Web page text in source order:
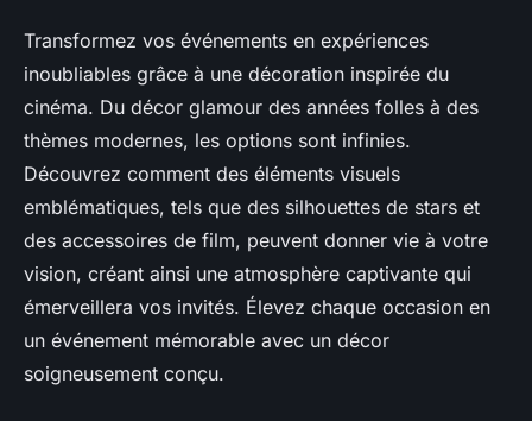
Location décor cinéma : faites
briller vos événements avec
style
Victor•19 février 2025• 4 min de lecture
Transformez vos événements en expériences
inoubliables grâce à une décoration inspirée du
cinéma. Du décor glamour des années folles à des
thèmes modernes, les options sont infinies.
Découvrez comment des éléments visuels
emblématiques, tels que des silhouettes de stars et
des accessoires de film, peuvent donner vie à votre
vision, créant ainsi une atmosphère captivante qui
émerveillera vos invités. Élevez chaque occasion en
un événement mémorable avec un décor
soigneusement conçu.